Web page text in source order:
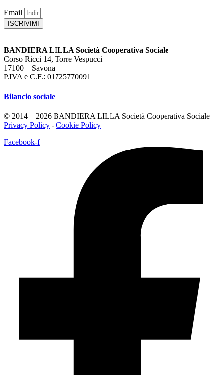
Email
ISCRIVIMI
BANDIERA LILLA Società Cooperativa Sociale
Corso Ricci 14, Torre Vespucci
17100 – Savona
P.IVA e C.F.: 01725770091
Bilancio sociale
© 2014 – 2026 BANDIERA LILLA Società Cooperativa Sociale
Privacy Policy - Cookie Policy
Facebook-f